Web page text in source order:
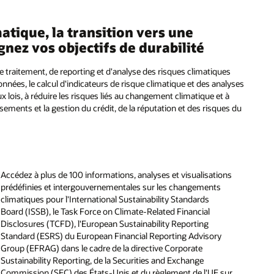
la transition vers une
vos objectifs de durabilité
traitement, de reporting et d'analyse des risques climatiques
le calcul d'indicateurs de risque climatique et des analyses
lois, à réduire les risques liés au changement climatique et à
et la gestion du crédit, de la réputation et des risques du
Accédez à plus de 100 informations, analyses et visualisations
prédéfinies et intergouvernementales sur les changements
climatiques pour l'International Sustainability Standards
Board (ISSB), le Task Force on Climate-Related Financial
Disclosures (TCFD), l'European Sustainability Reporting
Standard (ESRS) du European Financial Reporting Advisory
Group (EFRAG) dans le cadre de la directive Corporate
Sustainability Reporting, de la Securities and Exchange
Analysez les informations sur les soldes et les
rapprochements avec la prise en charge d'un catalogue
complet d'analyses, de rapports et de tableaux de bord.
données de risque
Automatisation du workflow pour remplir, rechercher et
vérifier les rapports et les rapports CRS approuvés par fichier
électronique
(PDF)
des décisions de gestion et des informations stratégiques sur
l'entreprise
américaine (PDF)
(PDF)